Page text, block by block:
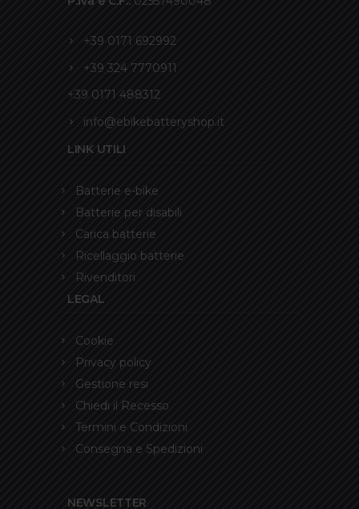
+39 0171 692992
+39 324 7770911
+39 0171 488312
info@ebikebatteryshop.it
LINK UTILI
Batterie e-bike
Batterie per disabili
Carica batterie
Ricellaggio batterie
Rivenditori
LEGAL
Cookie
Privacy policy
Gestione resi
Chiedi il Recesso
Termini e Condizioni
Consegna e Spedizioni
NEWSLETTER